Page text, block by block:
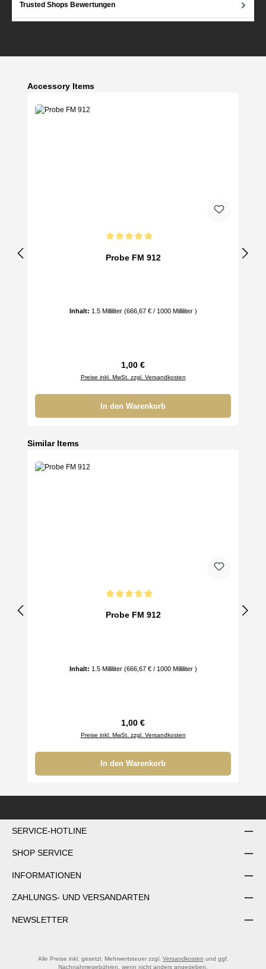
Trusted Shops Bewertungen
Produktgalerie überspringen
Accessory Items
Probe FM 912
Inhalt: 1.5 Milliliter (666,67 € / 1000 Milliliter )
Regulärer Preis:
1,00 €
Preise inkl. MwSt. zzgl. Versandkosten
In den Warenkorb
Produktgalerie überspringen
Similar Items
Probe FM 912
Inhalt: 1.5 Milliliter (666,67 € / 1000 Milliliter )
Regulärer Preis:
1,00 €
Preise inkl. MwSt. zzgl. Versandkosten
In den Warenkorb
SERVICE-HOTLINE
SHOP SERVICE
INFORMATIONEN
ZAHLUNGS- UND VERSANDARTEN
NEWSLETTER
Alle Preise inkl. gesetzl. Mehrwertsteuer zzgl. Versandkosten und ggf.
Nachnahmegebühren, wenn nicht anders angegeben.